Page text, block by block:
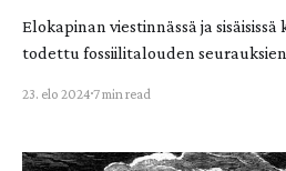
Elokapinan viestinnässä ja sisäisissä
todettu fossiilitalouden
alkuperäiskansoista ja niin
23. elo 2024 7 min read